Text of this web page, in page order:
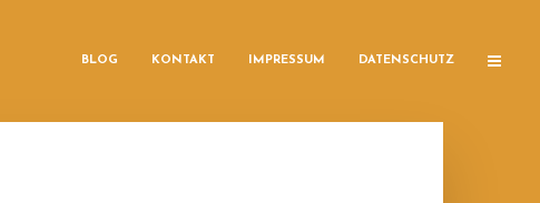
BLOG KONTAKT IMPRESSUM DATENSCHUTZ